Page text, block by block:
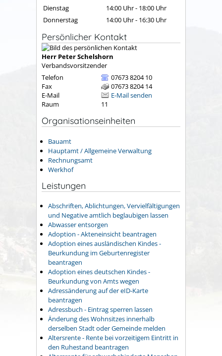
Dienstag
14:00 Uhr- 18:00 Uhr
Donnerstag
14:00 Uhr- 16:30 Uhr
Persönlicher Kontakt
Herr PeterSchelshorn
Verbandsvorsitzender
Telefon
07673 8204 10
Fax
07673 8204 14
E-Mail
E-Mail senden
Raum
11
Organisationseinheiten
Bauamt
Hauptamt / Allgemeine Verwaltung
Rechnungsamt
Werkhof
Leistungen
Abschriften, Ablichtungen, Vervielfältigungen
und Negative amtlich beglaubigen lassen
Abwasser entsorgen
Adoption - Akteneinsicht beantragen
Adoption eines ausländischen Kindes -
Beurkundung im Geburtenregister
beantragen
Adoption eines deutschen Kindes -
Beurkundung von Amts wegen
Adressänderung auf der eID-Karte
beantragen
Adressbuch - Eintrag sperren lassen
Änderung des Wohnsitzes innerhalb
derselben Stadt oder Gemeinde melden
Altersrente - Rente bei vorzeitigem Eintritt in
den Ruhestand beantragen